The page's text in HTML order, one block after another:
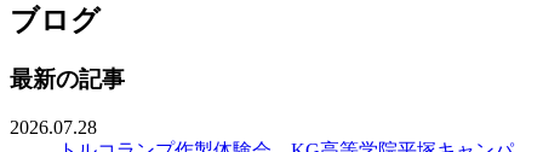
ブログ
最新の記事
2026.07.28